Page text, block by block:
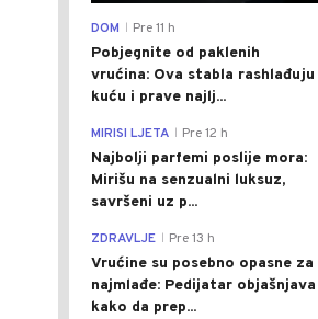
DOM Pre 11 h
Pobjegnite od paklenih
vrućina: Ova stabla rashlađuju
kuću i prave najlj...
MIRISI LJETA Pre 12 h
Najbolji parfemi poslije mora:
Mirišu na senzualni luksuz,
savršeni uz p...
ZDRAVLJE Pre 13 h
Vrućine su posebno opasne za
najmlađe: Pedijatar objašnjava
kako da prep...